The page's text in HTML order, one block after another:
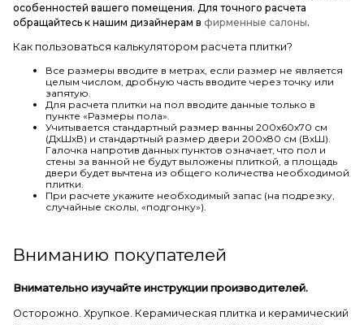
особенностей вашего помещения. Для точного расчета
обращайтесь к нашим дизайнерам в фирменные салоны.
Как пользоваться калькулятором расчета плитки?
Все размеры вводите в метрах, если размер не является
целым числом, дробную часть вводите через точку или
запятую.
Для расчета плитки на пол вводите данные только в
пункте «Размеры пола».
Учитывается стандартный размер ванны 200х60х70 см
(ДхШхВ) и стандартный размер двери 200х80 см (ВхШ).
Галочка напротив данных пунктов означает, что пол и
стены за ванной не будут выложены плиткой, а площадь
двери будет вычтена из общего количества необходимой
плитки.
При расчете укажите необходимый запас (на подрезку,
случайные сколы, «подгонку»).
Вниманию покупателей
Внимательно изучайте инструкции производителей.
Осторожно. Хрупкое. Керамическая плитка и керамический